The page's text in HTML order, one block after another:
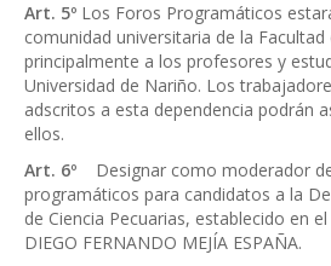
Art. 5º Los Foros Programáticos
comunidad universitaria de la Facultad
principalmente a los profesores y
Universidad de Nariño. Los
adscritos a esta dependencia podrán
ellos.
Art. 6º Designar como moderador
programáticos para candidatos a la
de Ciencia Pecuarias, establecido en
DIEGO FERNANDO MEJÍA ESPAÑA.